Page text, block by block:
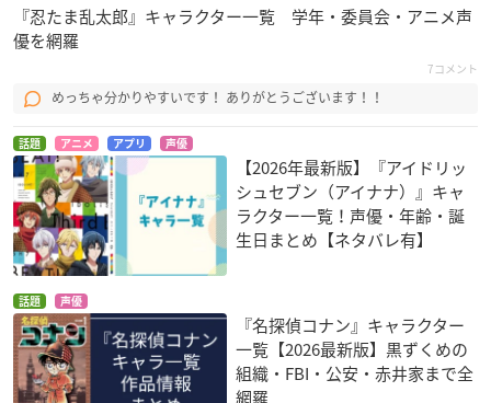
『忍たま乱太郎』キャラクター一覧 学年・委員会・アニメ声
優を網羅
7コメント
めっちゃ分かりやすいです！ ありがとうございます！！
話題 アニメ アプリ 声優
【2026年最新版】『アイドリッ
シュセブン（アイナナ）』キャ
ラクター一覧！声優・年齢・誕
生日まとめ【ネタバレ有】
話題 声優
『名探偵コナン』キャラクター
一覧【2026最新版】黒ずくめの
組織・FBI・公安・赤井家まで全
網羅